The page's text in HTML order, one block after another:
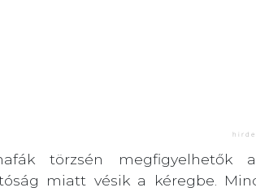
törzsén megfigyelhetők
miatt vésik a kéregbe.